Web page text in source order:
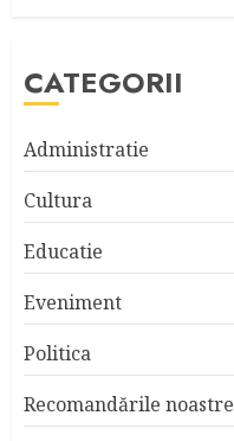
CATEGORII
Administratie
Cultura
Educatie
Eveniment
Politica
Recomandările noastre